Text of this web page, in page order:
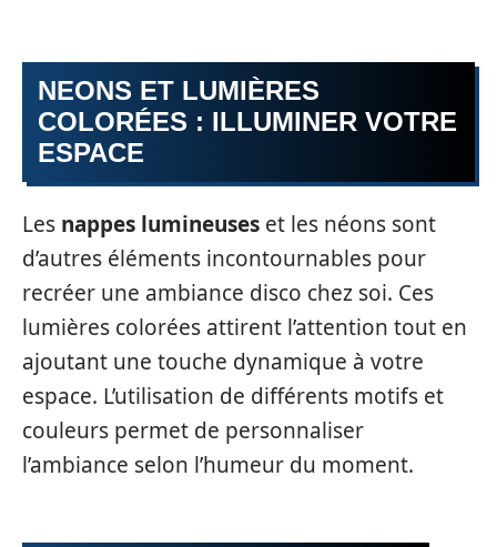
NEONS ET LUMIÈRES
COLORÉES : ILLUMINER VOTRE
ESPACE
Les nappes lumineuses et les néons sont
d’autres éléments incontournables pour
recréer une ambiance disco chez soi. Ces
lumières colorées attirent l’attention tout en
ajoutant une touche dynamique à votre
espace. L’utilisation de différents motifs et
couleurs permet de personnaliser
l’ambiance selon l’humeur du moment.